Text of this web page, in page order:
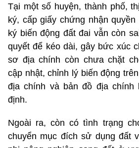
Tại một số huyện, thành phố,
ký, cấp giấy chứng nhận
ký biến động đất đai vẫn còn
quyết để kéo dài, gây bức xúc
sơ địa chính còn chưa chặt
cập nhật, chỉnh lý biến động
địa chính và bản đồ địa chính
định.
Ngoài ra, còn có tình trạng
chuyển mục đích sử dụng đất